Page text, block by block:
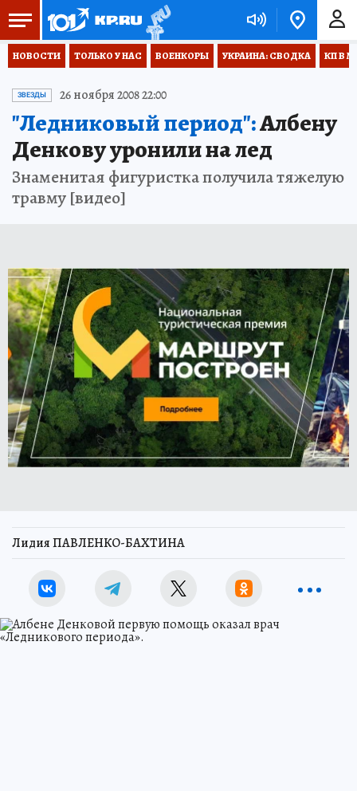
НОВОСТИ ТОЛЬКО У НАС ВОЕНКОРЫ УКРАИНА: СВОДКА КП В
ЗВЕЗДЫ 26 ноября 2008 22:00
"Ледниковый период":Албену
Денкову уронили на лед
Знаменитая фигуристка получила тяжелую
травму [видео]
Лидия ПАВЛЕНКО-БАХТИНА